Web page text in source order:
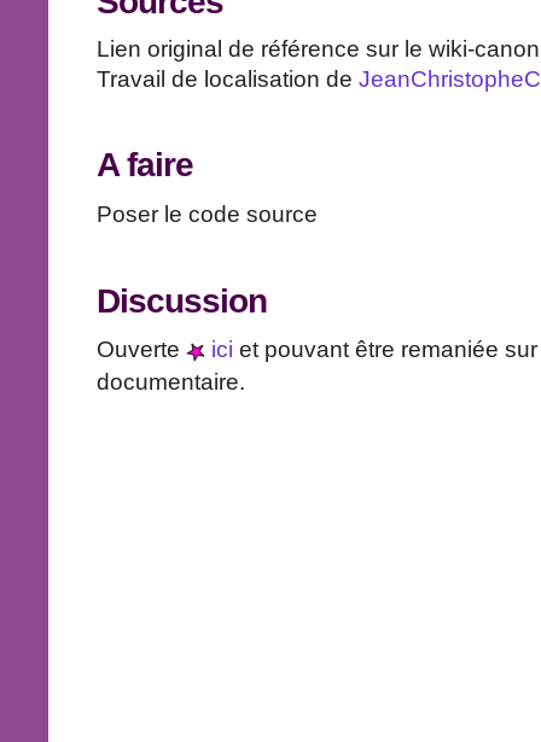
Lien original de référence sur le wiki-
Travail de localisation de
A faire
Poser le code source
Discussion
Ouverte ici et pouvant être remaniée
documentaire.